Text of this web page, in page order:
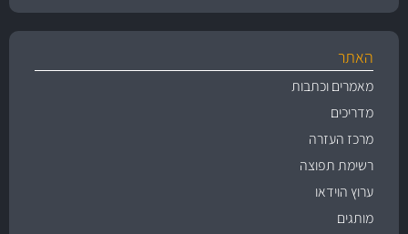
האתר
מאמרים וכתבות
מדריכים
מרכז העזרה
רשימת תפוצה
ערוץ הוידאו
מותגים